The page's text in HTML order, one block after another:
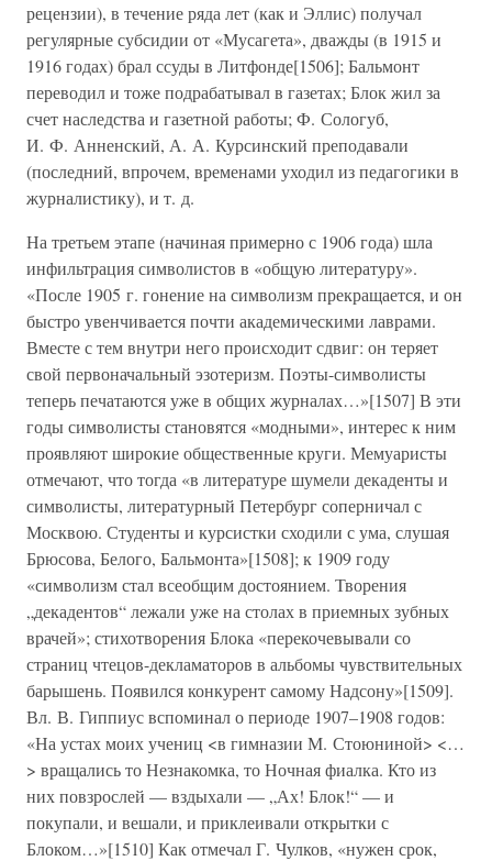
рецензии), в течение ряда лет (как и Эллис) получал
регулярные субсидии от «Мусагета», дважды (в 1915 и
1916 годах) брал ссуды в Литфонде[1506]; Бальмонт
переводил и тоже подрабатывал в газетах; Блок жил за
счет наследства и газетной работы; Ф. Сологуб,
И. Ф. Анненский, А. А. Курсинский преподавали
(последний, впрочем, временами уходил из педагогики в
журналистику), и т. д.
На третьем этапе (начиная примерно с 1906 года) шла
инфильтрация символистов в «общую литературу».
«После 1905 г. гонение на символизм прекращается, и он
быстро увенчивается почти академическими лаврами.
Вместе с тем внутри него происходит сдвиг: он теряет
свой первоначальный эзотеризм. Поэты-символисты
теперь печатаются уже в общих журналах…»[1507] В эти
годы символисты становятся «модными», интерес к ним
проявляют широкие общественные круги. Мемуаристы
отмечают, что тогда «в литературе шумели декаденты и
символисты, литературный Петербург соперничал с
Москвою. Студенты и курсистки сходили с ума, слушая
Брюсова, Белого, Бальмонта»[1508]; к 1909 году
«символизм стал всеобщим достоянием. Творения
„декадентов“ лежали уже на столах в приемных зубных
врачей»; стихотворения Блока «перекочевывали со
страниц чтецов-декламаторов в альбомы чувствительных
барышень. Появился конкурент самому Надсону»[1509].
Вл. В. Гиппиус вспоминал о периоде 1907–1908 годов:
«На устах моих учениц <в гимназии М. Стоюниной> <…
> вращались то Незнакомка, то Ночная фиалка. Кто из
них повзрослей — вздыхали — „Ах! Блок!“ — и
покупали, и вешали, и приклеивали открытки с
Блоком…»[1510] Как отмечал Г. Чулков, «нужен срок,